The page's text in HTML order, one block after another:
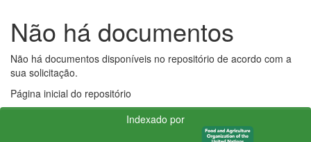
Não há documentos
Não há documentos disponíveis no repositório de acordo com a
sua solicitação.
Página inicial do repositório
Indexado por